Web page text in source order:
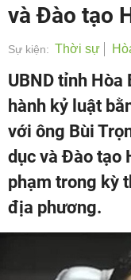
và Đào tạo
Sự kiện: Thời sự
UBND tỉnh
hành kỷ luật
với ông Bùi
dục và Đào tạo
phạm trong kỳ
địa phương.